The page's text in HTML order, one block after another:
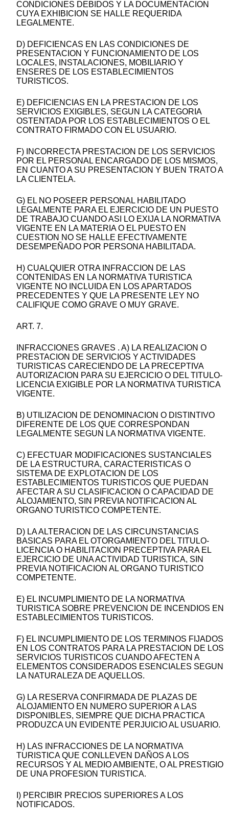
CONDICIONES DEBIDOS Y LA DOCUMENTACION
CUYA EXHIBICION SE HALLE REQUERIDA
LEGALMENTE.
D) DEFICIENCAS EN LAS CONDICIONES DE
PRESENTACION Y FUNCIONAMIENTO DE LOS
LOCALES, INSTALACIONES, MOBILIARIO Y
ENSERES DE LOS ESTABLECIMIENTOS
TURISTICOS.
E) DEFICIENCIAS EN LA PRESTACION DE LOS
SERVICIOS EXIGIBLES, SEGUN LA CATEGORIA
OSTENTADA POR LOS ESTABLECIMIENTOS O EL
CONTRATO FIRMADO CON EL USUARIO.
F) INCORRECTA PRESTACION DE LOS SERVICIOS
POR EL PERSONAL ENCARGADO DE LOS MISMOS,
EN CUANTO A SU PRESENTACION Y BUEN TRATO A
LA CLIENTELA.
G) EL NO POSEER PERSONAL HABILITADO
LEGALMENTE PARA EL EJERCICIO DE UN PUESTO
DE TRABAJO CUANDO ASI LO EXIJA LA NORMATIVA
VIGENTE EN LA MATERIA O EL PUESTO EN
CUESTION NO SE HALLE EFECTIVAMENTE
DESEMPEÑADO POR PERSONA HABILITADA.
H) CUALQUIER OTRA INFRACCION DE LAS
CONTENIDAS EN LA NORMATIVA TURISTICA
VIGENTE NO INCLUIDA EN LOS APARTADOS
PRECEDENTES Y QUE LA PRESENTE LEY NO
CALIFIQUE COMO GRAVE O MUY GRAVE.
ART. 7.
INFRACCIONES GRAVES . A) LA REALIZACION O
PRESTACION DE SERVICIOS Y ACTIVIDADES
TURISTICAS CARECIENDO DE LA PRECEPTIVA
AUTORIZACION PARA SU EJERCICIO O DEL TITULO-
LICENCIA EXIGIBLE POR LA NORMATIVA TURISTICA
VIGENTE.
B) UTILIZACION DE DENOMINACION O DISTINTIVO
DIFERENTE DE LOS QUE CORRESPONDAN
LEGALMENTE SEGUN LA NORMATIVA VIGENTE.
C) EFECTUAR MODIFICACIONES SUSTANCIALES
DE LA ESTRUCTURA, CARACTERISTICAS O
SISTEMA DE EXPLOTACION DE LOS
ESTABLECIMIENTOS TURISTICOS QUE PUEDAN
AFECTAR A SU CLASIFICACION O CAPACIDAD DE
ALOJAMIENTO, SIN PREVIA NOTIFICACION AL
ORGANO TURISTICO COMPETENTE.
D) LA ALTERACION DE LAS CIRCUNSTANCIAS
BASICAS PARA EL OTORGAMIENTO DEL TITULO-
LICENCIA O HABILITACION PRECEPTIVA PARA EL
EJERCICIO DE UNA ACTIVIDAD TURISTICA, SIN
PREVIA NOTIFICACION AL ORGANO TURISTICO
COMPETENTE.
E) EL INCUMPLIMIENTO DE LA NORMATIVA
TURISTICA SOBRE PREVENCION DE INCENDIOS EN
ESTABLECIMIENTOS TURISTICOS.
F) EL INCUMPLIMIENTO DE LOS TERMINOS FIJADOS
EN LOS CONTRATOS PARA LA PRESTACION DE LOS
SERVICIOS TURISTICOS CUANDO AFECTEN A
ELEMENTOS CONSIDERADOS ESENCIALES SEGUN
LA NATURALEZA DE AQUELLOS.
G) LA RESERVA CONFIRMADA DE PLAZAS DE
ALOJAMIENTO EN NUMERO SUPERIOR A LAS
DISPONIBLES, SIEMPRE QUE DICHA PRACTICA
PRODUZCA UN EVIDENTE PERJUICIO AL USUARIO.
H) LAS INFRACCIONES DE LA NORMATIVA
TURISTICA QUE CONLLEVEN DAÑOS A LOS
RECURSOS Y AL MEDIO AMBIENTE, O AL PRESTIGIO
DE UNA PROFESION TURISTICA.
I) PERCIBIR PRECIOS SUPERIORES A LOS
NOTIFICADOS.